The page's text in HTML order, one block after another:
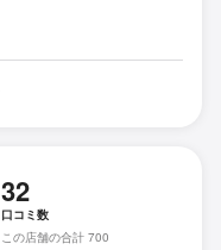
32
口コミ数
この店舗の合計 700